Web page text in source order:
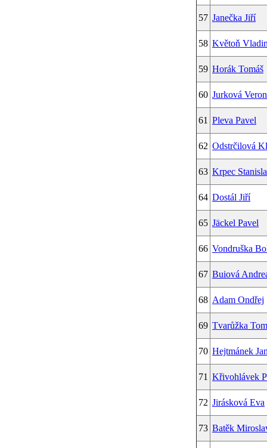
57 Janečka Jiří
58 Květoň
59 Horák Tomáš
60 Jurková
61 Pleva Pavel
62 Odstrčilová
63 Krpec
64 Dostál Jiří
65 Jäckel Pavel
66 Vondruška
67 Buiová
68 Adam Ondřej
69 Tvarůžka
70 Hejtmánek
71 Křivohlávek
72 Jirásková Eva
73 Batěk